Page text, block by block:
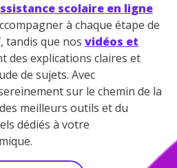
scolaire en ligne
à chaque étape de
tandis que nos vidéos et
des explications claires et
de sujets. Avec
sur le chemin de la
meilleurs outils et du
dédiés à votre